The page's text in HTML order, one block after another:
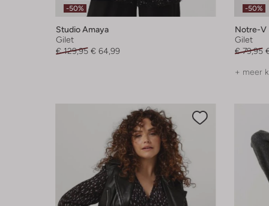
-50%
Studio Amaya
Gilet
€ 129,95 € 64,99
-50%
Notre-V
Gilet
€ 79,95
+ meer